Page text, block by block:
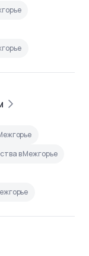
в Межгорье